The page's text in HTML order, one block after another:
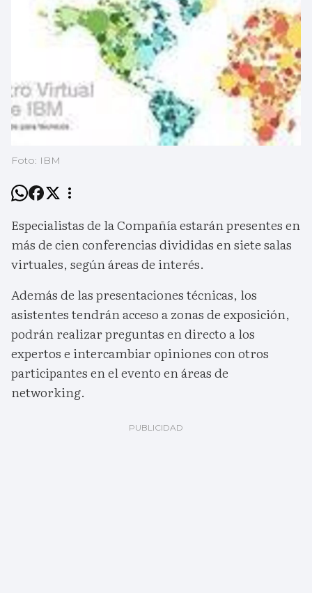
Foto: IBM
Especialistas de la Compañía estarán presentes en
más de cien conferencias divididas en siete salas
virtuales, según áreas de interés.
Además de las presentaciones técnicas, los
asistentes tendrán acceso a zonas de exposición,
podrán realizar preguntas en directo a los
expertos e intercambiar opiniones con otros
participantes en el evento en áreas de
networking.